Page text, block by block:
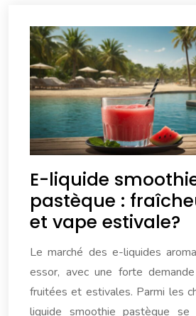
E-liquide
pastèque :
et vape estivale?
Le marché des e-liquides
essor, avec une forte
fruitées et estivales. Parmi les
liquide smoothie pastèque se